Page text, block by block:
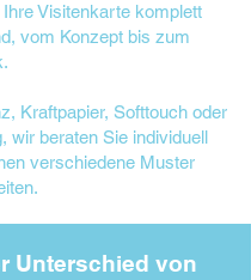
Visitenkarte komplett
vom Konzept bis zum
Kraftpapier, Softtouch oder
wir beraten Sie individuell
verschiedene Muster
Unterschied von